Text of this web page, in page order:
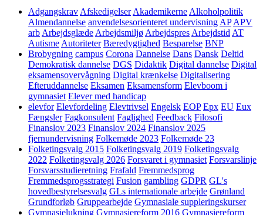
Adgangskrav Afskedigelser Akademikerne Alkoholpolitik
Almendannelse anvendelsesorienteret undervisning AP APV
arb Arbejdsglæde Arbejdsmiljø Arbejdspres Arbejdstid AT
Autisme Autoriteter Bæredygtighed Besparelse BNP
Brobygning campus Corona Dannelse Dans Dansk Deltid
Demokratisk dannelse DGS Didaktik Digital dannelse Digital
eksamensovervågning Digital krænkelse Digitalisering
Efteruddannelse Eksamen Eksamensform Elevboom i
gymnasiet Elever med handicap
elevfor Elevfordeling Elevtrivsel Engelsk EOP Epx EU Eux
Fængsler Fagkonsulent Faglighed Feedback Filosofi
Finanslov 2023 Finanslov 2024 Finanslov 2025
fjernundervisning Folkemøde 2023 Folkemøde 23
Folketingsvalg 2015 Folketingsvalg 2019 Folketingsvalg
2022 Folketingsvalg 2026 Forsvaret i gymnasiet Forsvarslinje
Forsvarsstudieretning Frafald Fremmedsprog
Fremmedsprogsstrategi Fusion gambling GDPR GL's
hovedbestyrelsesvalg GLs internationale arbejde Grønland
Grundforløb Gruppearbejde Gymnasiale suppleringskurser
Gymnasielukning Gymnasiereform 2016 Gymnasiereform